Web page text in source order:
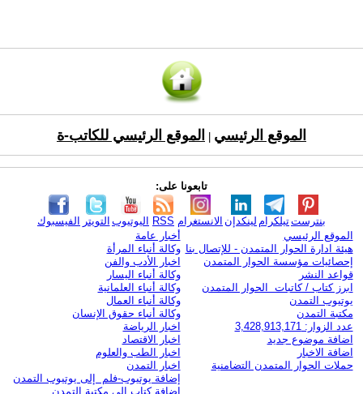
الموقع الرئيسي الموقع الرئيسي للكاتب-ة
تابعونا على:
الفيسبوك التويتر اليوتيوب RSS الانستغرام لينكدإن تيلكرامبنترست
الموقع الرئيسي
هيئة ادارة الحوار المتمدن - للإتصال بنا
إحصائيات مؤسسة الحوار المتمدن
قواعد النشر
ابرز كتاب / كاتبات الحوار المتمدن
يوتيوب التمدن
مكتبة التمدن
عدد الزوار: 3,428,913,171
اضافة موضوع جديد
اضافة الاخبار
حملات الحوار المتمدن التضامنية
أخبار عامة
وكالة أنباء المرأة
اخبار الأدب والفن
وكالة أنباء اليسار
وكالة أنباء العلمانية
وكالة أنباء العمال
وكالة أنباء حقوق الإنسان
اخبار الرياضة
اخبار الاقتصاد
اخبار الطب والعلوم
اخبار التمدن
إضافة يوتيوب-فلم إلى يوتيوب التمدن
إضافة كتاب إلى مكتبة التمدن